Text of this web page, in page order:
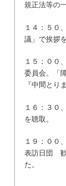
規正法等の
１４：５０
議」で挨拶
１５：００
委員会。「
『中間とり
１６：３０
を聴取。
１９：００
表訪日団 歓
た。